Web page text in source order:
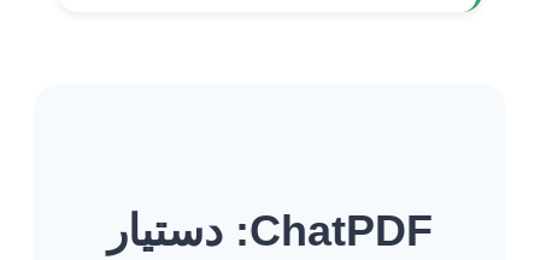
ChatPDF: دستیار